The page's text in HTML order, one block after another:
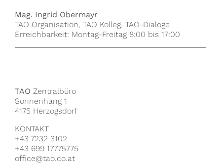
Mag. Ingrid Obermayr
TAO Organisation, TAO Kolleg, TAO-Dialoge
Erreichbarkeit: Montag-Freitag 8:00 bis 17:00
TAO Zentralbüro
Sonnenhang 1
4175 Herzogsdorf
KONTAKT
+43 7232 3102
+43 699 17775775
office@tao.co.at